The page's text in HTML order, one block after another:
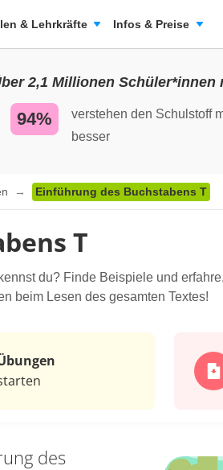
& Lehrkräfte Infos & Preise
2,1 Millionen
94%
verstehen den Schulstoff
besser
Einführung des Buchstabens T
T
du? Finde Beispiele und
beim Lesen des gesamten Textes!
des